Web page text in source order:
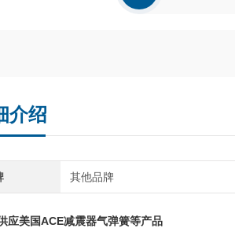
介绍
其他品牌
应美国ACE减震器气弹簧等产品